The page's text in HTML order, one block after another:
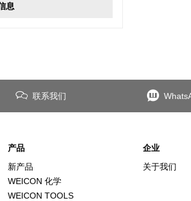
息
联系我们
产品
新产品
WEICON 化学
WEICON TOOLS
企业
关于我们